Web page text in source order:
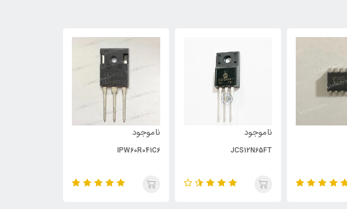
ناموجود
JCS12N65FT
ناموجود
IPW60R041C6